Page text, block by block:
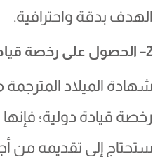
الهدف بدقة واحترافية.
2– الحصول على رخصة قيادة دولية:
شهادة الميلاد
رخصة قيادة دولية؛
ستحتاج إلى تقديمه من